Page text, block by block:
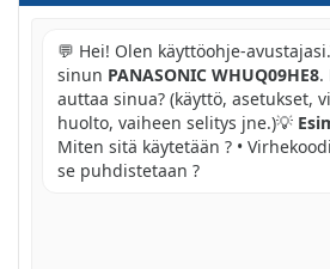
💬 Hei! Olen käyttöohje-
sinun PANASONIC WHUQ09HE8.
auttaa sinua? (käyttö, asetukset,
huolto, vaiheen selitys jne.)💡
Miten sitä käytetään ? •
se puhdistetaan ?